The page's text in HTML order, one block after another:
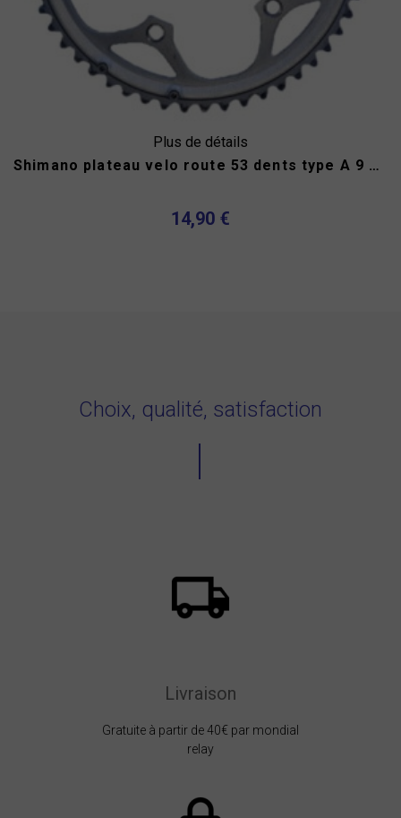
Plus de détails
Shimano plateau velo route 53 dents type A 9 vitesses 130 mm
14,90 €
Choix, qualité, satisfaction
Livraison
Gratuite à partir de 40€ par mondial
relay